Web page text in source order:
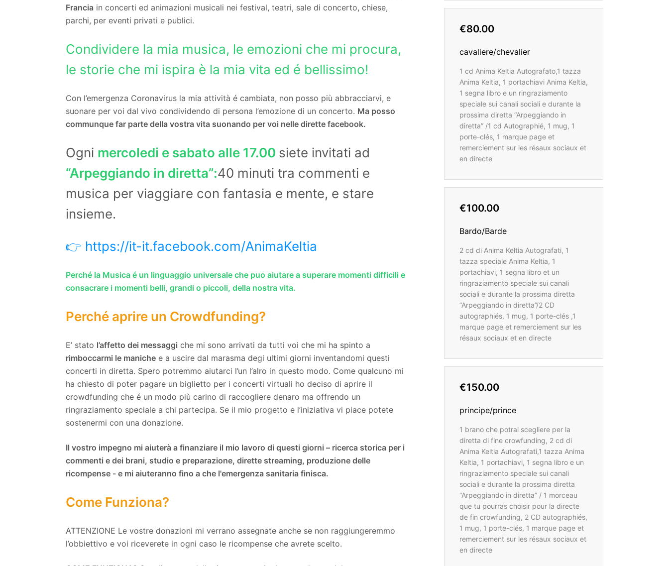
Francia in concerti ed animazioni musicali nei festival, teatri, sale di concerto, chiese,
parchi, per eventi privati e publici.
Condividere la mia musica, le emozioni che mi procura,
le storie che mi ispira è la mia vita ed é bellissimo!
Con l’emergenza Coronavirus la mia attività é cambiata, non posso più abbracciarvi, e
suonare per voi dal vivo condividendo di persona l’emozione di un concerto. Ma posso
communque far parte della vostra vita suonando per voi nelle dirette facebook.
Ogni mercoledi e sabato alle 17.00 siete invitati ad
“Arpeggiando in diretta”:40 minuti tra commenti e
musica per viaggiare con fantasia e mente, e stare
insieme.
👉 https://it-it.facebook.com/AnimaKeltia
Perché la Musica é un linguaggio universale che puo aiutare a superare momenti difficili e
consacrare i momenti belli, grandi o piccoli, della nostra vita.
Perché aprire un Crowdfunding?
E’ stato l’affetto dei messaggi che mi sono arrivati da tutti voi che mi ha spinto a
rimboccarmi le maniche e a uscire dal marasma degi ultimi giorni inventandomi questi
concerti in diretta. Spero potremmo aiutarci l’un l’alro in questo modo. Come qualcuno mi
ha chiesto di poter pagare un biglietto per i concerti virtuali ho deciso di aprire il
crowdfunding che é un modo più carino di raccogliere denaro ma offrendo un
ringraziamento speciale a chi partecipa. Se il mio progetto e l’iniziativa vi piace potete
sostenermi con una donazione.
Il vostro impegno mi aiuterà a finanziare il mio lavoro di questi giorni – ricerca storica per i
commenti e dei brani, studio e preparazione, dirette streaming, produzione delle
ricompense - e mi aiuteranno fino a che l'emergenza sanitaria finisca.
Come Funziona?
ATTENZIONE Le vostre donazioni mi verrano assegnate anche se non raggiungeremmo
l’obbiettivo e voi riceverete in ogni caso le ricompense che avrete scelto.
€80.00
cavaliere/chevalier
1 cd Anima Keltia Autografato,1 tazza
Anima Keltia, 1 portachiavi Anima Keltia,
1 segna libro e un ringraziamento
speciale sui canali sociali e durante la
prossima diretta “Arpeggiando in
diretta” /1 cd Autographié, 1 mug, 1
porte-clés, 1 marque page et
remerciement sur les résaux sociaux et
en directe
€100.00
Bardo/Barde
2 cd di Anima Keltia Autografati, 1
tazza speciale Anima Keltia, 1
portachiavi, 1 segna libro et un
ringraziamento speciale sui canali
sociali e durante la prossima diretta
“Arpeggiando in diretta”/2 CD
autographiés, 1 mug, 1 porte-clés ,1
marque page et remerciement sur les
résaux sociaux et en directe
€150.00
principe/prince
1 brano che potrai scegliere per la
diretta di fine crowfunding, 2 cd di
Anima Keltia Autografati,1 tazza Anima
Keltia, 1 portachiavi, 1 segna libro e un
ringraziamento speciale sui canali
sociali e durante la prossima diretta
“Arpeggiando in diretta” / 1 morceau
que tu pourras choisir pour la directe
de fin crowfunding, 2 CD autographiés,
1 mug, 1 porte-clés, 1 marque page et
remerciement sur les résaux sociaux et
en directe